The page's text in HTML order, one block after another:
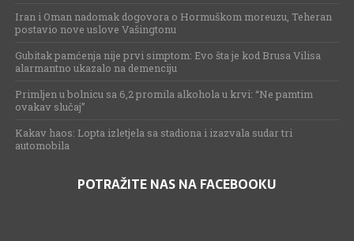
Iran i Oman nadomak dogovora o Hormuškom moreuzu, Teheran
postavio nove uslove Vašingtonu
Gubitak pamćenja nije prvi simptom: Evo šta je kod Brusa Vilisa
alarmantno ukazalo na demenciju
Primljen u bolnicu sa 6,2 promila alkohola u krvi: “Ne pamtim
ovakav slučaj”
Kakav haos: Lopta izletjela sa stadiona i izazvala sudar tri
automobila
POTRAŽITE NAS NA FACEBOOKU